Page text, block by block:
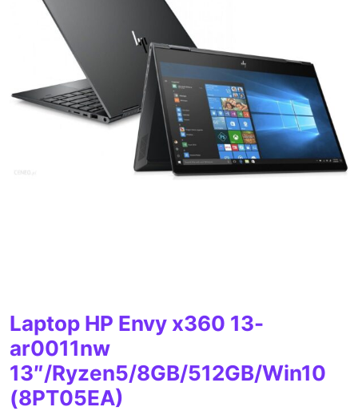
Laptop HP Envy x360 13-
ar0011nw
13″/Ryzen5/8GB/512GB/Win10
(8PT05EA)